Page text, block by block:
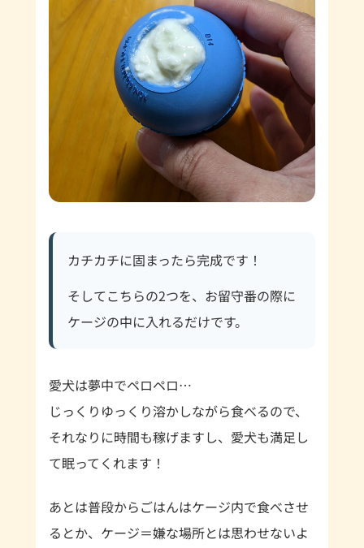
カチカチに固まったら完成です！
そしてこちらの2つを、お留守番の際に
ケージの中に入れるだけです。
愛犬は夢中でペロペロ…
じっくりゆっくり溶かしながら食べるので、
それなりに時間も稼げますし、愛犬も満足し
て眠ってくれます！
あとは普段からごはんはケージ内で食べさせ
るとか、ケージ＝嫌な場所とは思わせないよ